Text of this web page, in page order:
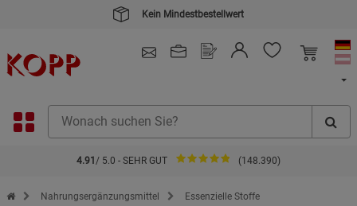
Kein Mindestbestellwert
4.91 / 5.0 - SEHR GUT (148.390)
Zur Startseite des Kopp Verlag Online-Shop
Nahrungsergänzungsmittel
Essenzielle Stoffe